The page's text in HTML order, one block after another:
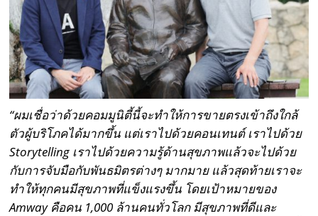
“ผมเชื่อว่าด้วยคอมมูนิตี้นี้จะทําให้การขายตรงเข้าถึงใกล้
ตัวผู้บริโภคได้มากขึ้น แต่เราไปด้วยคอนเทนต์ เราไปด้วย
Storytelling เราไปด้วยความรู้ด้านสุขภาพแล้วจะไปด้วย
กับการจับมือกับพันธมิตรต่างๆ มากมาย แล้วสุดท้ายเราจะ
ทำให้ทุกคนมีสุขภาพที่แข็งแรงขึ้น โดยเป้าหมายของ
Amway คือคน 1,000 ล้านคนทั่วโลก มีสุขภาพที่ดีและ